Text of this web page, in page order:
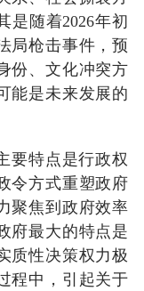
是随着2026年初
局枪击事件，预
份、文化冲突方
能是未来发展的
要特点是行政权
令方式重塑政府
聚焦到政府效率
府最大的特点是
质性决策权力极
程中，引起关于